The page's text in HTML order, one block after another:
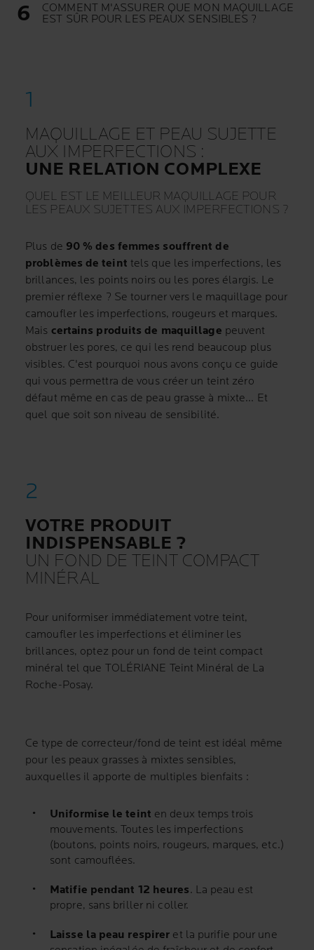
COMMENT M'ASSURER QUE MON MAQUILLAGE
EST SÛR POUR LES PEAUX SENSIBLES ?
MAQUILLAGE ET PEAU SUJETTE
AUX IMPERFECTIONS :
UNE RELATION COMPLEXE
QUEL EST LE MEILLEUR MAQUILLAGE POUR
LES PEAUX SUJETTES AUX IMPERFECTIONS ?
Plus de 90 % des femmes souffrent de
problèmes de teint tels que les imperfections, les
brillances, les points noirs ou les pores élargis. Le
premier réflexe ? Se tourner vers le maquillage pour
camoufler les imperfections, rougeurs et marques.
Mais certains produits de maquillage peuvent
obstruer les pores, ce qui les rend beaucoup plus
visibles. C'est pourquoi nous avons conçu ce guide
qui vous permettra de vous créer un teint zéro
défaut même en cas de peau grasse à mixte... Et
quel que soit son niveau de sensibilité.
VOTRE PRODUIT
INDISPENSABLE ?
UN FOND DE TEINT COMPACT
MINÉRAL
Pour uniformiser immédiatement votre teint,
camoufler les imperfections et éliminer les
brillances, optez pour un fond de teint compact
minéral tel que TOLÉRIANE Teint Minéral de La
Roche-Posay.
Ce type de correcteur/fond de teint est idéal même
pour les peaux grasses à mixtes sensibles,
auxquelles il apporte de multiples bienfaits :
Uniformise le teint en deux temps trois
mouvements. Toutes les imperfections
(boutons, points noirs, rougeurs, marques, etc.)
sont camouflées.
Matifie pendant 12 heures. La peau est
propre, sans briller ni coller.
Laisse la peau respirer et la purifie pour une